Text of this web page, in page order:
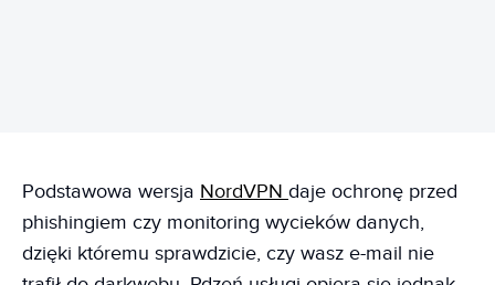
Podstawowa wersja NordVPN daje ochronę przed
phishingiem czy monitoring wycieków danych,
dzięki któremu sprawdzicie, czy wasz e-mail nie